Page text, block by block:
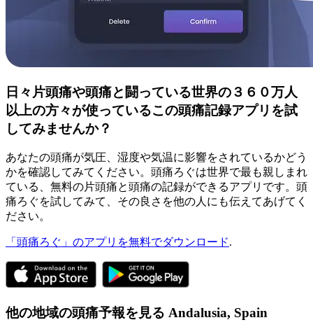
日々片頭痛や頭痛と闘っている世界の３６０万人
以上の方々が使っているこの頭痛記録アプリを試
してみませんか？
あなたの頭痛が気圧、湿度や気温に影響をされているかどう
かを確認してみてください。頭痛ろぐは世界で最も親しまれ
ている、無料の片頭痛と頭痛の記録ができるアプリです。頭
痛ろぐを試してみて、その良さを他の人にも伝えてあげてく
ださい。
「頭痛ろぐ」のアプリを無料でダウンロード.
他の地域の頭痛予報を見る Andalusia, Spain